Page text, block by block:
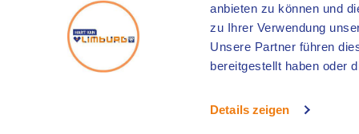
anbieten zu können und
zu Ihrer Verwendung
Unsere Partner führen
bereitgestellt haben oder
Details zeigen
Markt 17
6041 EL Roermond
HartVanLimburg